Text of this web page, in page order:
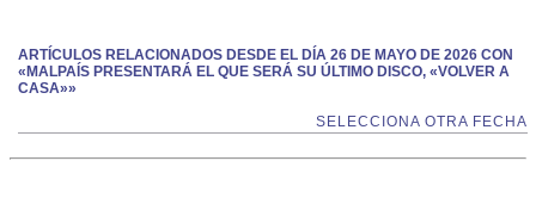
ARTÍCULOS RELACIONADOS DESDE EL DÍA 26 DE MAYO DE 2026 CON
«MALPAÍS PRESENTARÁ EL QUE SERÁ SU ÚLTIMO DISCO, «VOLVER A
CASA»»
SELECCIONA OTRA FECHA